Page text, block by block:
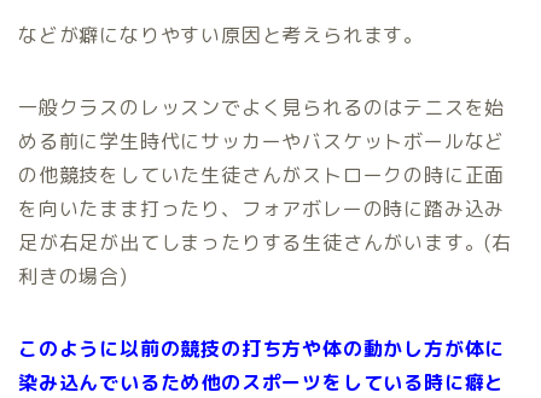
などが癖になりやすい原因と考えられます。
一般クラスのレッスンでよく見られるのはテニスを始
める前に学生時代にサッカーやバスケットボールなど
の他競技をしていた生徒さんがストロークの時に正面
を向いたまま打ったり、フォアボレーの時に踏み込み
足が右足が出てしまったりする生徒さんがいます。(右
利きの場合)
このように以前の競技の打ち方や体の動かし方が体に
染み込んでいるため他のスポーツをしている時に癖と